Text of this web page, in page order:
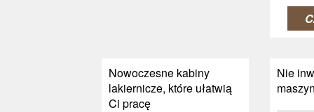
Nowoczesne kabiny
lakiernicze, które ułatwią
Ci pracę
Nie